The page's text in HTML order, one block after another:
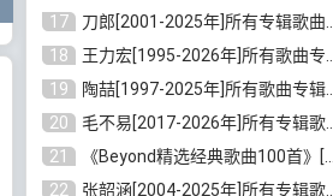
17
刀郎[2001-2025年]所有专辑歌曲合集打包[无损FLAC/MP3/8.91GB]百度云网盘下载
18
王力宏[1995-2026年]所有歌曲专辑合集[无损FLAC/MP3/14.41GB]百度云网盘下载
19
陶喆[1997-2025年]所有歌曲专辑合集[无损FLAC/MP3/7.75GB]百度云网盘下载
20
毛不易[2017-2026年]所有专辑歌曲合集[无损FLAC/MP3/5.72GB]百度云网盘下载
21
《Beyond精选经典歌曲100首》[无损FLAC/MP3/3.85GB]百度云网盘下载
22
张韶涵[2004-2025年]所有专辑歌曲合集 [无损MP3/FLAC/7.5GB]百度云网盘下载